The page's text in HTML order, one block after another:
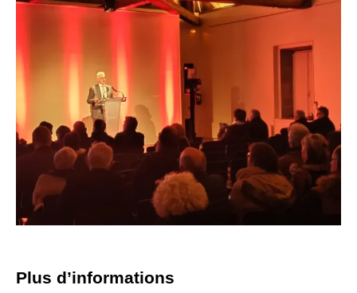
Plus d’informations